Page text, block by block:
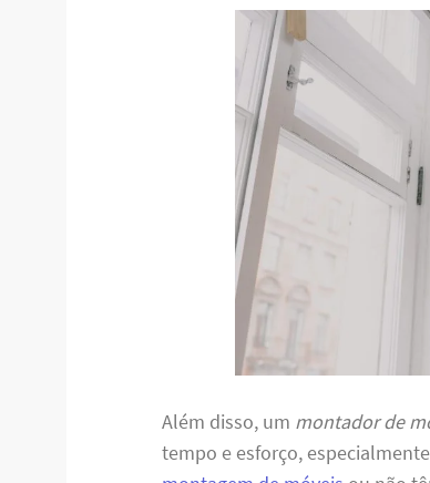
Além disso, um montador de
tempo e esforço,